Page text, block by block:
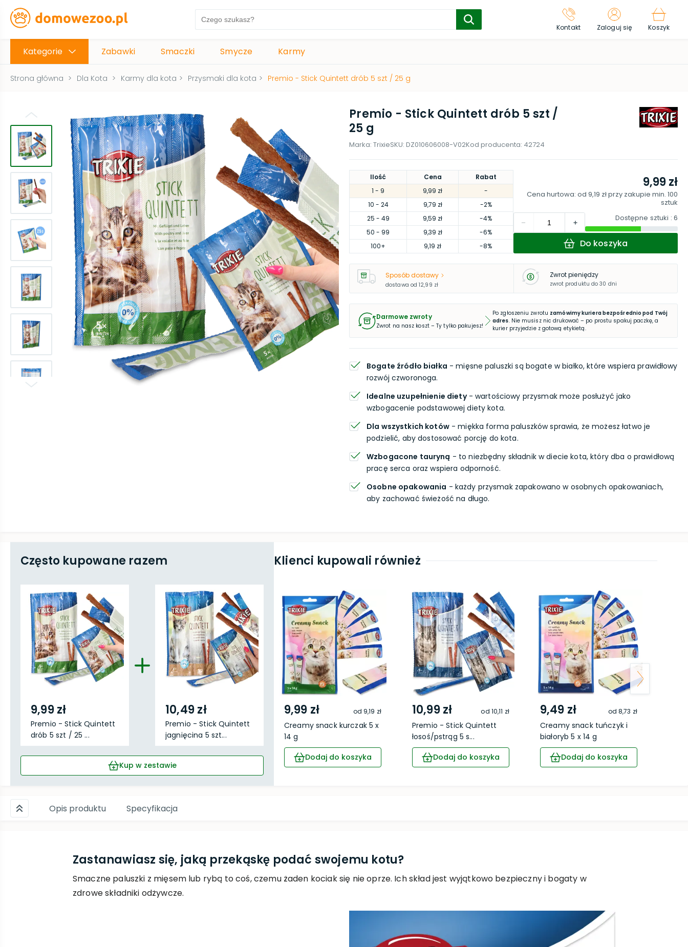
Kontakt Zaloguj się Koszyk
Kategorie Zabawki Smaczki Smycze Karmy
Strona główna > Dla Kota > Karmy dla kota > Przysmaki dla kota > Premio - Stick Quintett drób 5 szt / 25 g
Premio - Stick Quintett drób 5 szt /
25 g
Marka: TrixieSKU: DZ010606008-V02Kod producenta: 42724
Ilość Cena
Rabat
1 - 9 9,99 zł
-
10 - 24 9,79 zł
-2%
25 - 49 9,59 zł
-4%
50 - 99 9,39 zł
-6%
100+ 9,19 zł -8%
9,99 zł
Cena hurtowa: od 9,19 złprzy zakupie min. 100
sztuk
Dostępne sztuki : 6
Do koszyka
Sposób dostawy
dostawa od 12,99 zł
Zwrot pieniędzy
zwrot produktu do 30 dni
Darmowe zwroty
Zwrot na nasz koszt – Ty tylko pakujesz!
Po zgłoszeniu zwrotu zamówimy kuriera bezpośrednio pod Twój
adres. Nie musisz nic drukować – po prostu spakuj paczkę, a
kurier przyjedzie z gotową etykietą.
Bogate źródło białka - mięsne paluszki są bogate w białko, które wspiera prawidłowy
rozwój czworonoga.
Idealne uzupełnienie diety- wartościowy przysmak może posłużyć jako
wzbogacenie podstawowej diety kota.
Dla wszystkich kotów- miękka forma paluszków sprawia, że możesz łatwo je
podzielić, aby dostosować porcję do kota.
Wzbogacone tauryną - to niezbędny składnik w diecie kota, który dba o prawidłową
pracę serca oraz wspiera odporność.
Osobne opakowania - każdy przysmak zapakowano w osobnych opakowaniach,
aby zachować świeżość na długo.
Często kupowane razem
9,99 zł
Premio - Stick Quintett
drób 5 szt / 25 ...
10,49 zł
Premio - Stick Quintett
jagnięcina 5 szt...
Kup w zestawie
Klienci kupowali również
9,99 zł od 9,19 zł
Creamy snack kurczak 5 x
14 g
Dodaj do koszyka
10,99 zł od 10,11 zł
Premio - Stick Quintett
łosoś/pstrąg 5 s...
Dodaj do koszyka
9,49 zł od8,73 zł
Creamy snack tuńczyk i
białoryb 5 x 14 g
Dodaj do koszyka
Opis produktu Specyfikacja
Zastanawiasz się, jaką przekąskę podać swojemu kotu?
Smaczne paluszki z mięsem lub rybą to coś, czemu żaden kociak się nie oprze. Ich skład jest wyjątkowo bezpieczny i bogaty w
zdrowe składniki odżywcze.